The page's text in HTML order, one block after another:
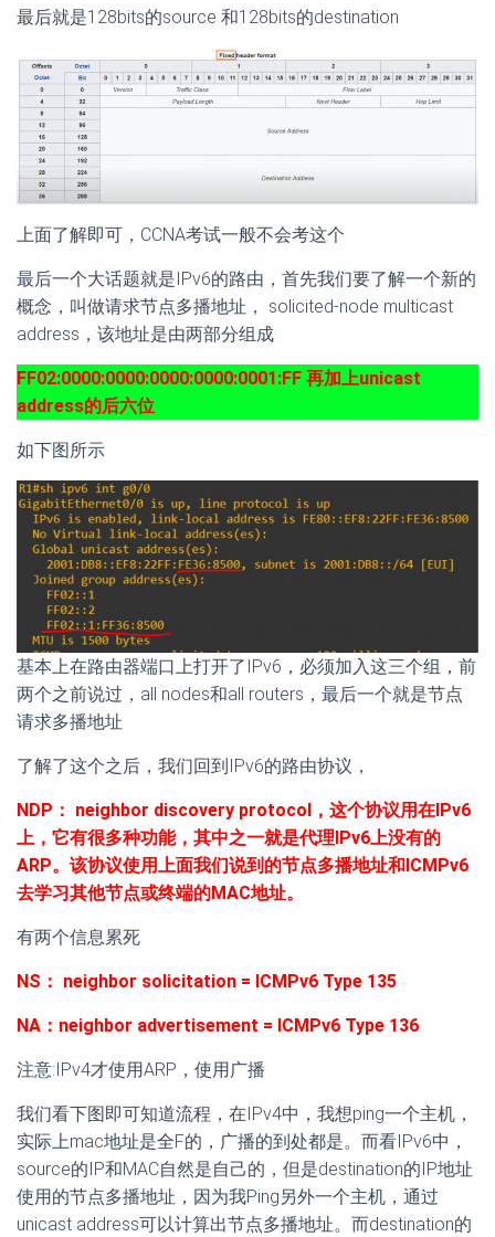
最后就是128bits的source 和128bits的destination
上面了解即可，CCNA考试一般不会考这个
最后一个大话题就是IPv6的路由，首先我们要了解一个新的
概念，叫做请求节点多播地址， solicited-node multicast
address，该地址是由两部分组成
FF02:0000:0000:0000:0000:0001:FF 再加上unicast
address的后六位
如下图所示
基本上在路由器端口上打开了IPv6，必须加入这三个组，前
两个之前说过，all nodes和all routers，最后一个就是节点
请求多播地址
了解了这个之后，我们回到IPv6的路由协议，
NDP： neighbor discovery protocol，这个协议用在IPv6
上，它有很多种功能，其中之一就是代理IPv6上没有的
ARP。该协议使用上面我们说到的节点多播地址和ICMPv6
去学习其他节点或终端的MAC地址。
有两个信息累死
NS： neighbor solicitation = ICMPv6 Type 135
NA：neighbor advertisement = ICMPv6 Type 136
注意:IPv4才使用ARP，使用广播
我们看下图即可知道流程，在IPv4中，我想ping一个主机，
实际上mac地址是全F的，广播的到处都是。而看IPv6中，
source的IP和MAC自然是自己的，但是destination的IP地址
使用的节点多播地址，因为我Ping另外一个主机，通过
unicast address可以计算出节点多播地址。而destination的